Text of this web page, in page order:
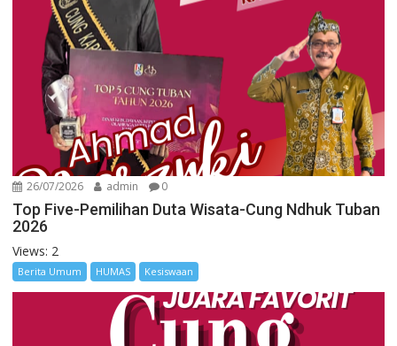
26/07/2026 admin 0
Top Five-Pemilihan Duta Wisata-Cung Ndhuk Tuban
2026
Views: 2
Berita Umum HUMAS Kesiswaan